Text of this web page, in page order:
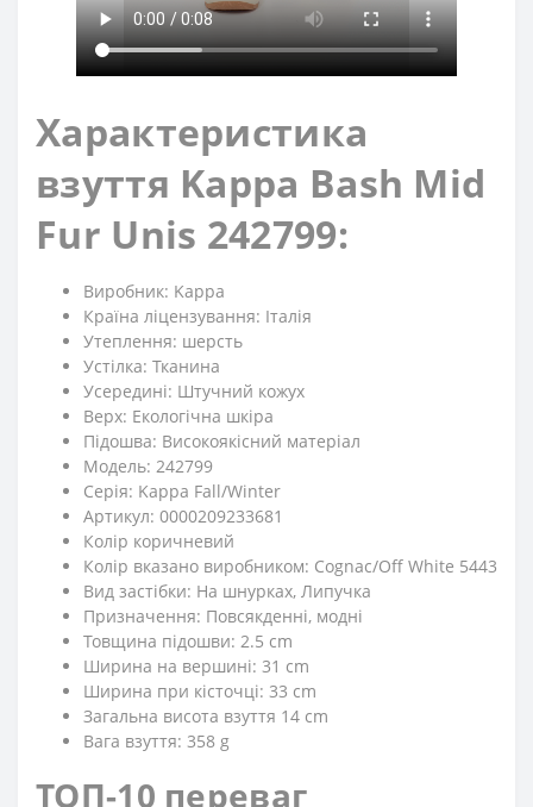
Характеристика
взуття Kappa Bash Mid
Fur Unis 242799:
Виробник: Kappa
Країна ліцензування: Італія
Утеплення: шерсть
Устілка: Тканина
Усередині: Штучний кожух
Верх: Екологічна шкіра
Підошва: Високоякісний матеріал
Модель: 242799
Серія: Kappa Fall/Winter
Артикул: 0000209233681
Колір коричневий
Колір вказано виробником: Cognac/Off White 5443
Вид застібки: На шнурках, Липучка
Призначення: Повсякденні, модні
Товщина підошви: 2.5 cm
Ширина на вершині: 31 cm
Ширина при кісточці: 33 cm
Загальна висота взуття 14 cm
Вага взуття: 358 g
ТОП-10 переваг